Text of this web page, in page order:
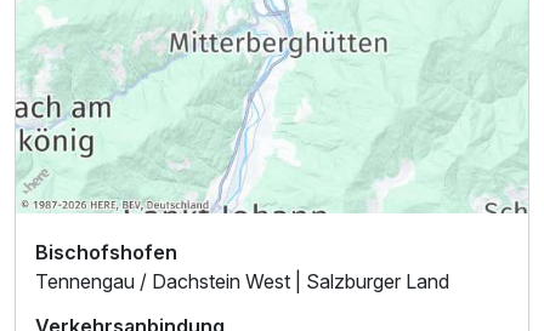
Bischofshofen
Tennengau / Dachstein West | Salzburger Land